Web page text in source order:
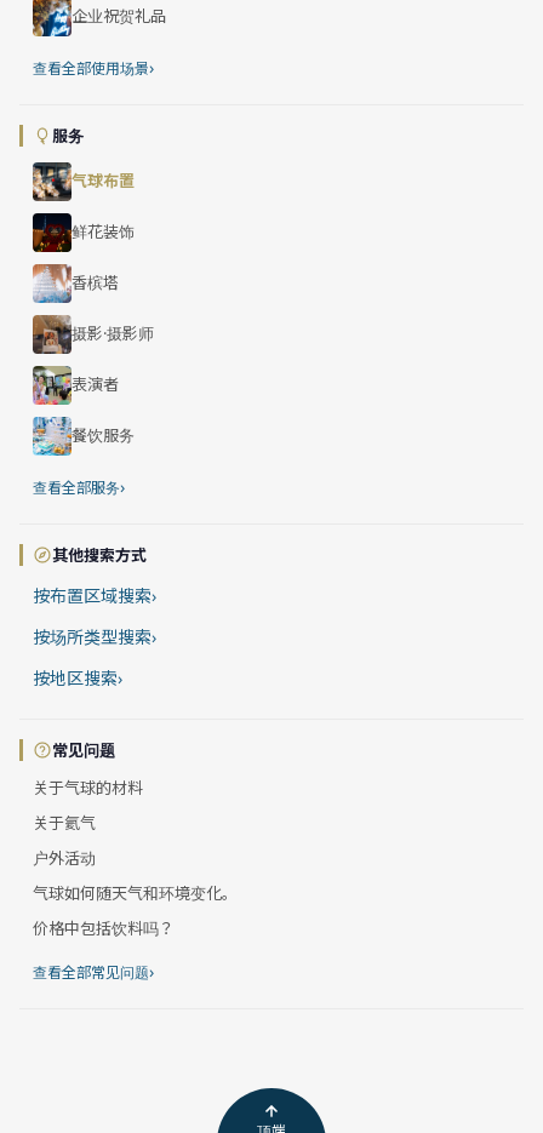
企业祝贺礼品
查看全部使用场景›
服务
气球布置
鲜花装饰
香槟塔
摄影·摄影师
表演者
餐饮服务
查看全部服务›
其他搜索方式
按布置区域搜索›
按场所类型搜索›
按地区搜索›
常见问题
关于气球的材料
关于氦气
户外活动
气球如何随天气和环境变化。
价格中包括饮料吗？
查看全部常见问题›